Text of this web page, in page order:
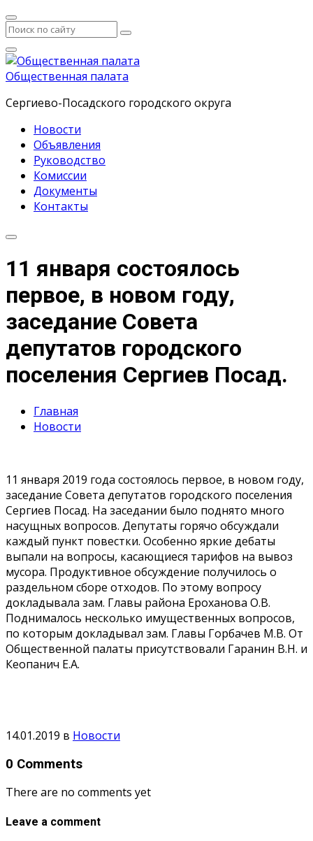
Общественная палата
Сергиево-Посадского городского округа
Новости
Объявления
Руководство
Комиссии
Документы
Контакты
11 января состоялось
первое, в новом году,
заседание Совета
депутатов городского
поселения Сергиев Посад.
Главная
Новости
11 января 2019 года состоялось первое, в новом году,
заседание Совета депутатов городского поселения
Сергиев Посад. На заседании было поднято много
насущных вопросов. Депутаты горячо обсуждали
каждый пункт повестки. Особенно яркие дебаты
выпали на вопросы, касающиеся тарифов на вывоз
мусора. Продуктивное обсуждение получилось о
раздельном сборе отходов. По этому вопросу
докладывала зам. Главы района Ероханова О.В.
Поднималось несколько имущественных вопросов,
по которым докладывал зам. Главы Горбачев М.В. От
Общественной палаты присутствовали Гаранин В.Н. и
Кеопанич Е.А.
14.01.2019 в Новости
0 Comments
There are no comments yet
Leave a comment